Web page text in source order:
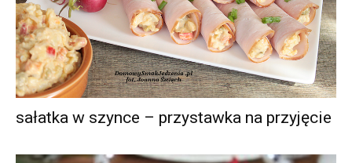
sałatka w szynce – przystawka na przyjęcie